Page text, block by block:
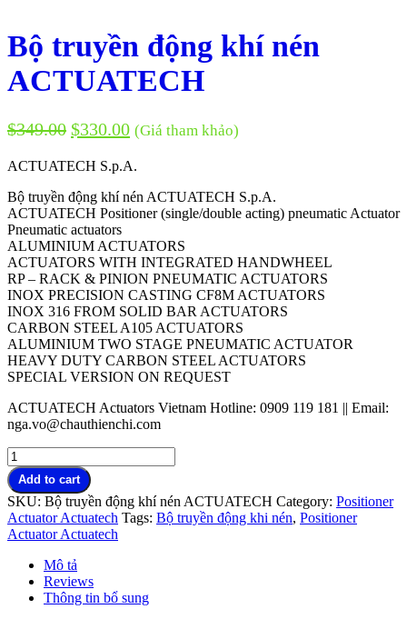
Bộ truyền động khí nén
ACTUATECH
$349.00 $330.00 (Giá tham khảo)
ACTUATECH S.p.A.
Bộ truyền động khí nén ACTUATECH S.p.A.
ACTUATECH Positioner (single/double acting) pneumatic Actuator
Pneumatic actuators
ALUMINIUM ACTUATORS
ACTUATORS WITH INTEGRATED HANDWHEEL
RP – RACK & PINION PNEUMATIC ACTUATORS
INOX PRECISION CASTING CF8M ACTUATORS
INOX 316 FROM SOLID BAR ACTUATORS
CARBON STEEL A105 ACTUATORS
ALUMINIUM TWO STAGE PNEUMATIC ACTUATOR
HEAVY DUTY CARBON STEEL ACTUATORS
SPECIAL VERSION ON REQUEST
ACTUATECH Actuators Vietnam Hotline: 0909 119 181 || Email:
nga.vo@chauthienchi.com
Bộ
truyền
động
khí
nén
ACTUATECH
Add to cart
SKU: Bộ truyền động khí nén ACTUATECH Category: Positioner
Actuator Actuatech Tags: Bộ truyền động khi nén, Positioner
Actuator Actuatech
Mô tả
Reviews
Thông tin bổ sung